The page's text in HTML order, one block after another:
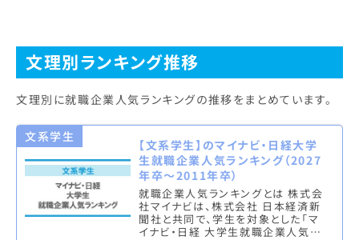
文理別ランキング推移
文理別に就職企業人気ランキングの推移をまとめています。
文系学生
【文系学生】のマイナビ・日経大学
生就職企業人気ランキング（2027
年卒～2011年卒）
就職企業人気ランキングとは 株式会
社マイナビは、株式会社 日本経済新
聞社と共同で、学生を対象とした「マ
イナビ・日経 大学生就職企業人気ラ